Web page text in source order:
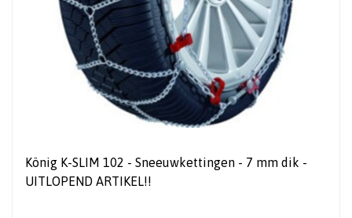
König K-SLIM 102 - Sneeuwkettingen - 7 mm dik -
UITLOPEND ARTIKEL!!